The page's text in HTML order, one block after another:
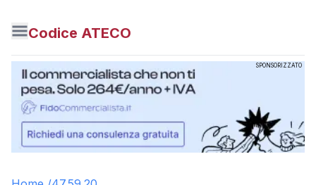
Codice ATECO
SPONSORIZZATO